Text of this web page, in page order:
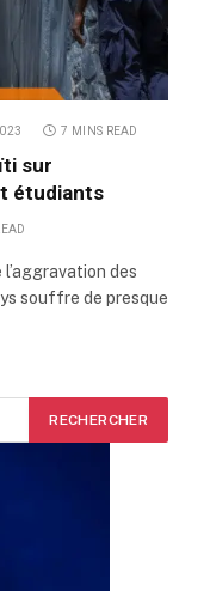
7 MINS READ
sur
étudiants
l’aggravation des
souffre de presque